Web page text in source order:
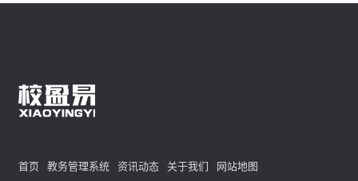
首页 教务管理系统 资讯动态 关于我们 网站地图